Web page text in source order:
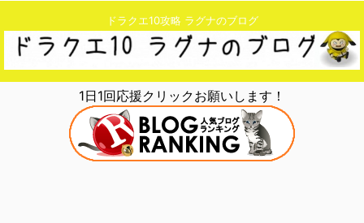
ドラクエ10攻略 ラグナのブログ
1日1回応援クリックお願いします！